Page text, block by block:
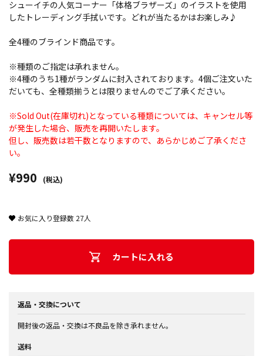
シューイチの人気コーナー「体格ブラザーズ」のイラストを使用
したトレーディング手拭いです。どれが当たるかはお楽しみ♪
全4種のブラインド商品です。
※種類のご指定は承れません。
※4種のうち1種がランダムに封入されております。4個ご注文いた
だいても、全種類揃うとは限りませんのでご了承ください。
※Sold Out(在庫切れ)となっている種類については、キャンセル等
が発生した場合、販売を再開いたします。
但し、販売数は若干数となりますので、あらかじめご了承くださ
い。
¥990 (税込)
お気に入り登録数 27人
カートに入れる
返品・交換について
開封後の返品・交換は不良品を除き承れません。
送料